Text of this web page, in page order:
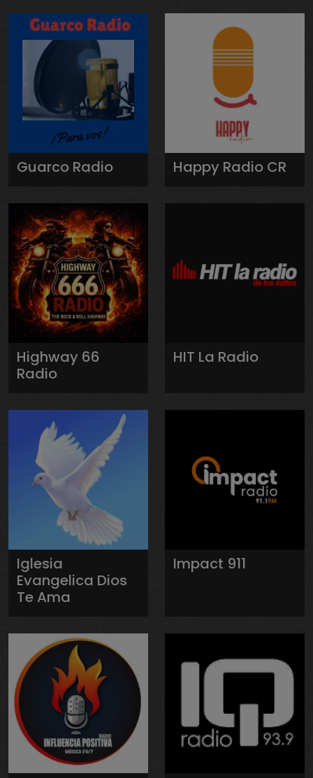
Guarco Radio Happy Radio CR
Highway 66
Radio
HIT La Radio
Iglesia
Evangelica Dios
Te Ama
Impact 911